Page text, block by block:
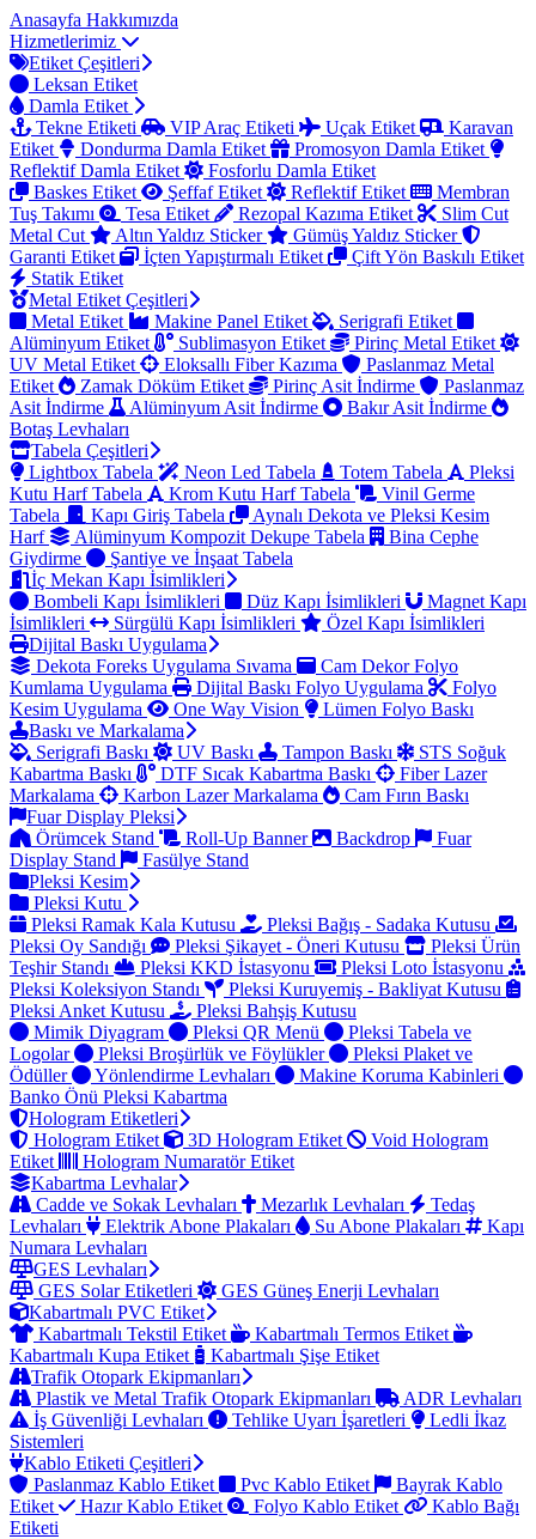
Anasayfa Hakkımızda
Hizmetlerimiz
Etiket Çeşitleri
Leksan Etiket
Damla Etiket
Tekne Etiketi
VIP Araç Etiketi Uçak Etiket
Karavan
Etiket
Dondurma Damla Etiket
Promosyon Damla Etiket
Reflektif Damla Etiket
Fosforlu Damla Etiket
Baskes Etiket
Şeffaf Etiket Reflektif Etiket
Membran
Tuş Takımı
Tesa Etiket Rezopal Kazıma Etiket
Slim Cut
Metal Cut
Altın Yaldız Sticker
Gümüş Yaldız Sticker
Garanti Etiket
İçten Yapıştırmalı Etiket
Çift Yön Baskılı Etiket
Statik Etiket
Metal Etiket Çeşitleri
Metal Etiket
Makine Panel Etiket
Serigrafi Etiket
Alüminyum Etiket
Sublimasyon Etiket
Pirinç Metal Etiket
UV Metal Etiket
Eloksallı Fiber Kazıma
Paslanmaz Metal
Etiket
Zamak Döküm Etiket Pirinç Asit İndirme
Paslanmaz
Asit İndirme
Alüminyum Asit İndirme
Bakır Asit İndirme
Botaş Levhaları
Tabela Çeşitleri
Lightbox Tabela
Neon Led Tabela Totem Tabela
Pleksi
Kutu Harf Tabela
Krom Kutu Harf Tabela
Vinil Germe
Tabela
Kapı Giriş Tabela
Aynalı Dekota ve Pleksi Kesim
Harf
Alüminyum Kompozit Dekupe Tabela
Bina Cephe
Giydirme
Şantiye ve İnşaat Tabela
İç Mekan Kapı İsimlikleri
Bombeli Kapı İsimlikleri
Düz Kapı İsimlikleri
Magnet Kapı
İsimlikleri
Sürgülü Kapı İsimlikleri
Özel Kapı İsimlikleri
Dijital Baskı Uygulama
Dekota Foreks Uygulama Sıvama
Cam Dekor Folyo
Kumlama Uygulama
Dijital Baskı Folyo Uygulama
Folyo
Kesim Uygulama
One Way Vision
Lümen Folyo Baskı
Baskı ve Markalama
Serigrafi Baskı
UV Baskı Tampon Baskı
STS Soğuk
Kabartma Baskı
DTF Sıcak Kabartma Baskı
Fiber Lazer
Markalama
Karbon Lazer Markalama
Cam Fırın Baskı
Fuar Display Pleksi
Örümcek Stand
Roll-Up Banner Backdrop
Fuar
Display Stand
Fasülye Stand
Pleksi Kesim
Pleksi Kutu
Pleksi Ramak Kala Kutusu
Pleksi Bağış - Sadaka Kutusu
Pleksi Oy Sandığı
Pleksi Şikayet - Öneri Kutusu
Pleksi Ürün
Teşhir Standı
Pleksi KKD İstasyonu
Pleksi Loto İstasyonu
Pleksi Koleksiyon Standı
Pleksi Kuruyemiş - Bakliyat Kutusu
Pleksi Anket Kutusu
Pleksi Bahşiş Kutusu
Mimik Diyagram
Pleksi QR Menü
Pleksi Tabela ve
Logolar
Pleksi Broşürlük ve Föylükler
Pleksi Plaket ve
Ödüller
Yönlendirme Levhaları
Makine Koruma Kabinleri
Banko Önü Pleksi Kabartma
Hologram Etiketleri
Hologram Etiket
3D Hologram Etiket
Void Hologram
Etiket
Hologram Numaratör Etiket
Kabartma Levhalar
Cadde ve Sokak Levhaları
Mezarlık Levhaları
Tedaş
Levhaları
Elektrik Abone Plakaları Su Abone Plakaları
Kapı
Numara Levhaları
GES Levhaları
GES Solar Etiketleri
GES Güneş Enerji Levhaları
Kabartmalı PVC Etiket
Kabartmalı Tekstil Etiket
Kabartmalı Termos Etiket
Kabartmalı Kupa Etiket
Kabartmalı Şişe Etiket
Trafik Otopark Ekipmanları
Plastik ve Metal Trafik Otopark Ekipmanları
ADR Levhaları
İş Güvenliği Levhaları
Tehlike Uyarı İşaretleri
Ledli İkaz
Sistemleri
Kablo Etiketi Çeşitleri
Paslanmaz Kablo Etiket
Pvc Kablo Etiket
Bayrak Kablo
Etiket
Hazır Kablo Etiket Folyo Kablo Etiket
Kablo Bağı
Etiketi